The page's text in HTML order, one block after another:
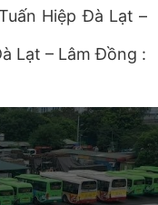
Hiệp Đà Lạt –
Lạt – Lâm Đồng :